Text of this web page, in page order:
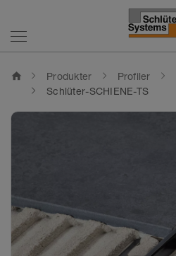
home Produkter Profiler
Schlüter-SCHIENE-TS